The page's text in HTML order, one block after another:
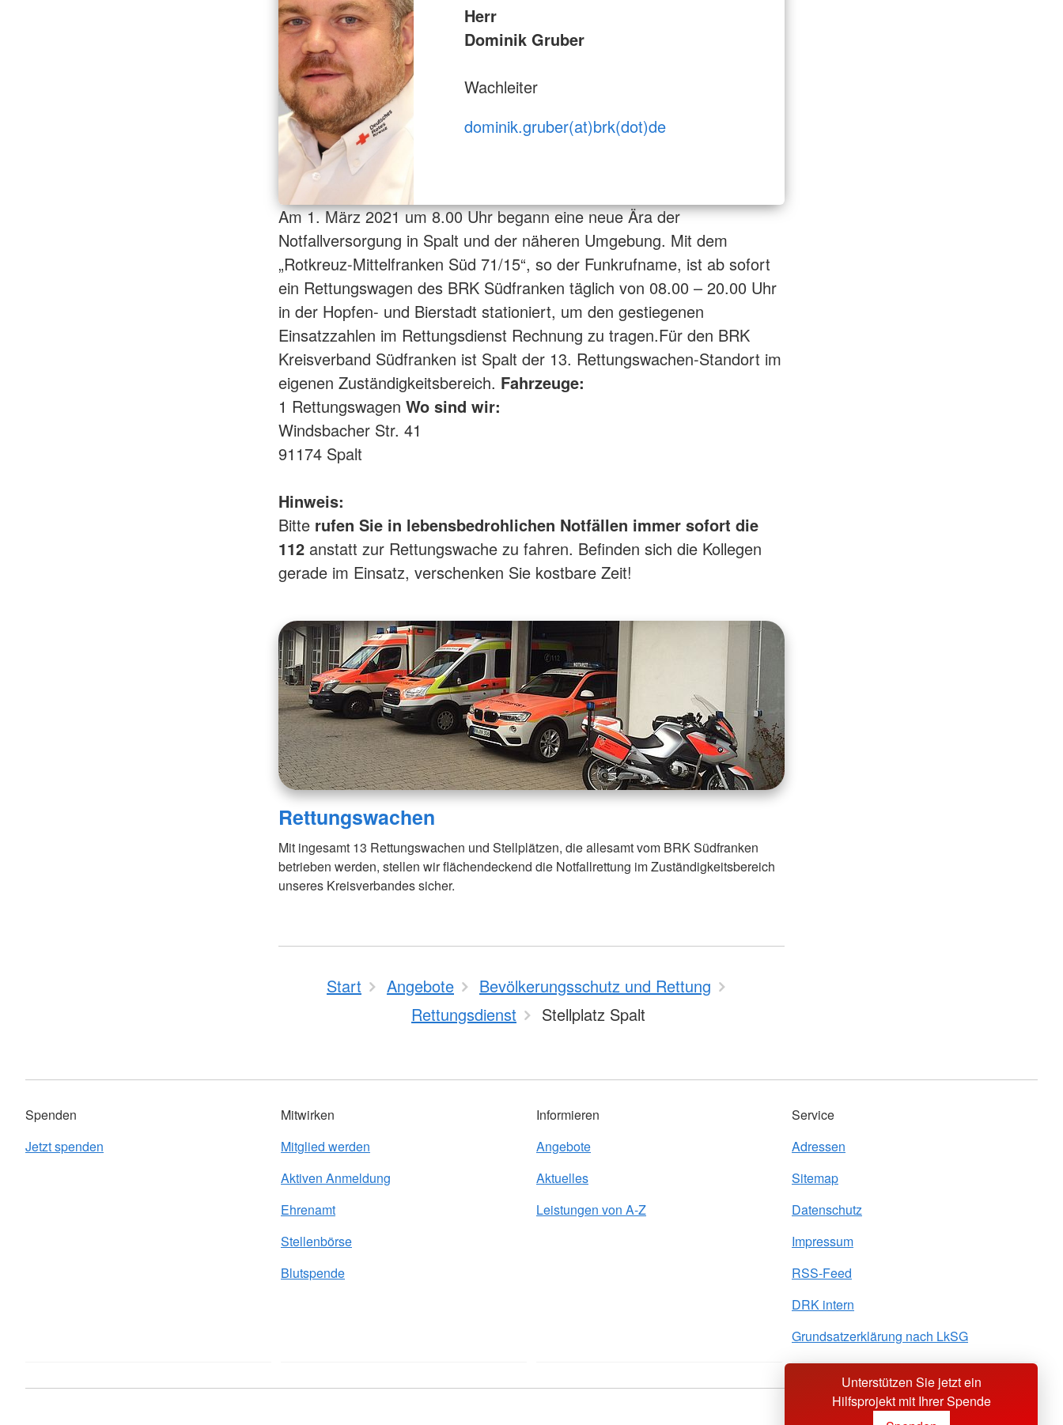
Herr
Dominik Gruber
Wachleiter
dominik.gruber(at)brk(dot)de
Am 1. März 2021 um 8.00 Uhr begann eine neue Ära der
Notfallversorgung in Spalt und der näheren Umgebung. Mit dem
„Rotkreuz-Mittelfranken Süd 71/15“, so der Funkrufname, ist ab sofort
ein Rettungswagen des BRK Südfranken täglich von 08.00 – 20.00 Uhr
in der Hopfen- und Bierstadt stationiert, um den gestiegenen
Einsatzzahlen im Rettungsdienst Rechnung zu tragen.Für den BRK
Kreisverband Südfranken ist Spalt der 13. Rettungswachen-Standort im
eigenen Zuständigkeitsbereich. Fahrzeuge:
1 Rettungswagen Wo sind wir:
Windsbacher Str. 41
91174 Spalt
Hinweis:
Bitte rufen Sie in lebensbedrohlichen Notfällen immer sofort die
112 anstatt zur Rettungswache zu fahren. Befinden sich die Kollegen
gerade im Einsatz, verschenken Sie kostbare Zeit!
Rettungswachen
Mit ingesamt 13 Rettungswachen und Stellplätzen, die allesamt vom BRK Südfranken
betrieben werden, stellen wir flächendeckend die Notfallrettung im Zuständigkeitsbereich
unseres Kreisverbandes sicher.
Unterstützen Sie jetzt ein
Hilfsprojekt mit Ihrer Spende
Start Angebote
Bevölkerungsschutz und Rettung
Rettungsdienst
Stellplatz Spalt
Spenden
Jetzt spenden
Mitwirken
Mitglied werden
Aktiven Anmeldung
Ehrenamt
Stellenbörse
Blutspende
Informieren
Angebote
Aktuelles
Leistungen von A-Z
Service
Adressen
Sitemap
Datenschutz
Impressum
RSS-Feed
DRK intern
Grundsatzerklärung nach LkSG
Sprache wechseln zu